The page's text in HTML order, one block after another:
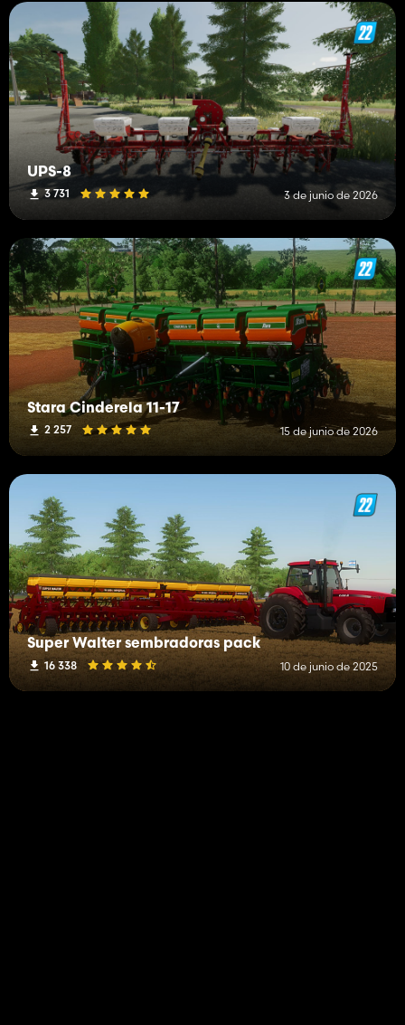
UPS-8
3 731 3 de junio de 2026
Stara Cinderela 11-17
2 257 15 de junio de 2026
Super Walter sembradoras pack
16 338 10 de junio de 2025